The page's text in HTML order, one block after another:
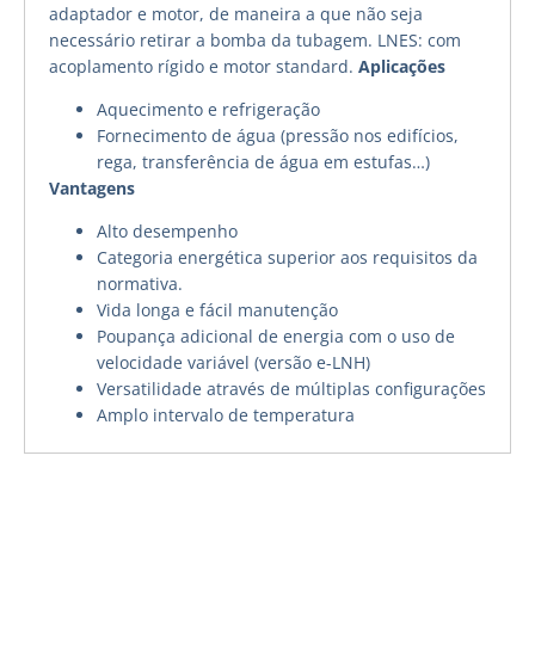
adaptador e motor, de maneira a que não seja
necessário retirar a bomba da tubagem. LNES: com
acoplamento rígido e motor standard. Aplicações
Aquecimento e refrigeração
Fornecimento de água (pressão nos edifícios,
rega, transferência de água em estufas…)
Vantagens
Alto desempenho
Categoria energética superior aos requisitos da
normativa.
Vida longa e fácil manutenção
Poupança adicional de energia com o uso de
velocidade variável (versão e-LNH)
Versatilidade através de múltiplas configurações
Amplo intervalo de temperatura